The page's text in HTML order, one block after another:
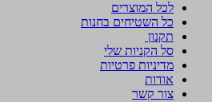
לכל המוצרים
כל השטיחים בחנות
תקנון
סל הקניות שלי
מדיניות פרטיות
אודות
צור קשר